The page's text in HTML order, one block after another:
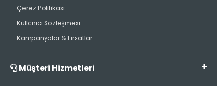
Çerez Politikası
Kullanıcı Sözleşmesi
Kampanyalar & Fırsatlar
Müşteri Hizmetleri